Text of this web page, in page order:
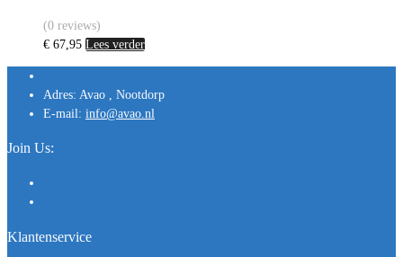
(0 reviews)
€ 67,95 Lees verder
Adres: Avao , Nootdorp
E-mail: info@avao.nl
Join Us:
Klantenservice